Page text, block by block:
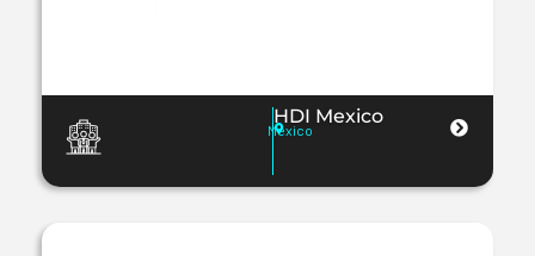
HDI Mexico
Mexico